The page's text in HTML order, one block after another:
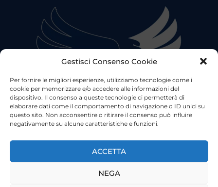
Gestisci Consenso Cookie
Per fornire le migliori esperienze, utilizziamo tecnologie come i
cookie per memorizzare e/o accedere alle informazioni del
dispositivo. Il consenso a queste tecnologie ci permetterà di
elaborare dati come il comportamento di navigazione o ID unici su
questo sito. Non acconsentire o ritirare il consenso può influire
negativamente su alcune caratteristiche e funzioni.
ACCETTA
NEGA
©2023 Tutti i diritti riservatiLazio Live TV